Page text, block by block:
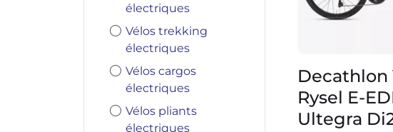
électriques
Vélos trekking
électriques
Vélos cargos
électriques
Vélos pliants
électriques
Decathlon
Rysel E-
Ultegra